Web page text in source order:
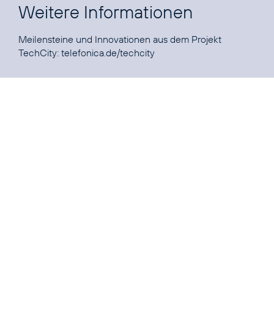
Weitere Informationen
Meilensteine und Innovationen aus dem Projekt
TechCity: telefonica.de/techcity